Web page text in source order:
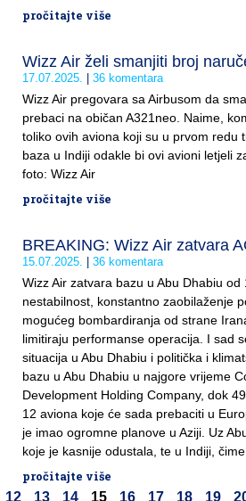
pročitajte više
Wizz Air želi smanjiti broj
17.07.2025. 36 komentara
Wizz Air pregovara sa Airbusom da
prebaci na običan A321neo. Naime,
toliko ovih aviona koji su u prvom redu
baza u Indiji odakle bi ovi avioni letjeli
foto: Wizz Air
pročitajte više
BREAKING: Wizz Air zatvara
15.07.2025. 36 komentara
Wizz Air zatvara bazu u Abu Dhabiu
nestabilnost, konstantno zaobilaženje
mogućeg bombardiranja od strane
limitiraju performanse operacija. I sad
situacija u Abu Dhabiu i politička i
bazu u Abu Dhabiu u najgore vrijeme
Development Holding Company, dok
12 aviona koje će sada prebaciti u
je imao ogromne planove u Aziji. Uz
koje je kasnije odustala, te u Indiji,
pročitajte više
12 13 14 15 16 17 18 19